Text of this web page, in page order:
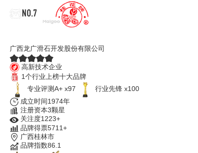
NO.7
广西龙广滑石开发股份有限公司
高新技术企业
1个行业上榜十大品牌
专业评测A+ x97
行业先锋 x100
成立时间1974年
注册资本3颗星
关注度1223+
品牌得票5711+
广西桂林市
品牌指数86.1